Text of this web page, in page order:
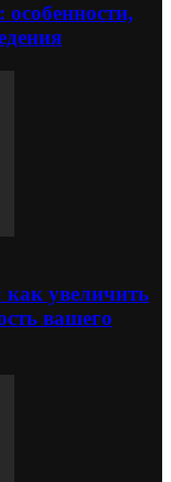
увеличить
вашего